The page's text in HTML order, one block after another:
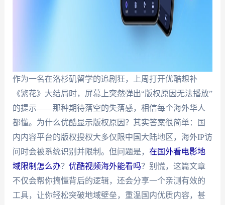
作为一名在洛杉矶留学的追剧狂，上周打开优酷想补
《繁花》大结局时，屏幕上突然弹出“版权原因无法播放”
的提示——那种期待落空的失落感，相信每个海外华人
都懂。为什么优酷显示版权原因？其实答案很简单：国
内内容平台的版权授权大多仅限中国大陆地区，海外IP访
问时会被系统识别并限制。但问题是， 在国外看电影地
域限制怎么办？ 优酷视频海外能看吗？别慌，这篇文章
不仅会帮你搞懂背后的逻辑，还会分享一个亲测有效的
工具，让你轻松突破地域壁垒，重温国内优质内容，甚